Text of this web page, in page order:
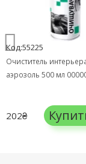
Код:55225
Очиститель
аэрозоль 500 мл
202₴